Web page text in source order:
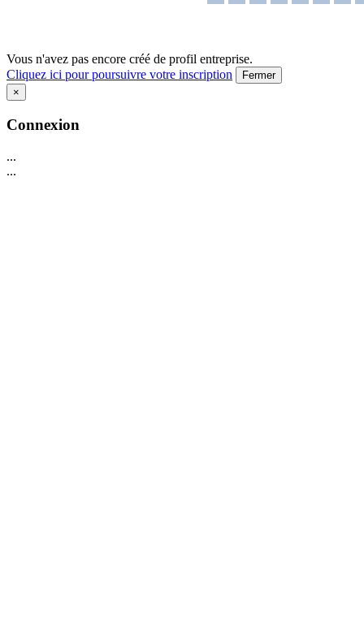
Vous n'avez pas encore créé de profil entreprise.
Cliquez ici pour poursuivre votre inscription
Fermer
×
Connexion
...
...